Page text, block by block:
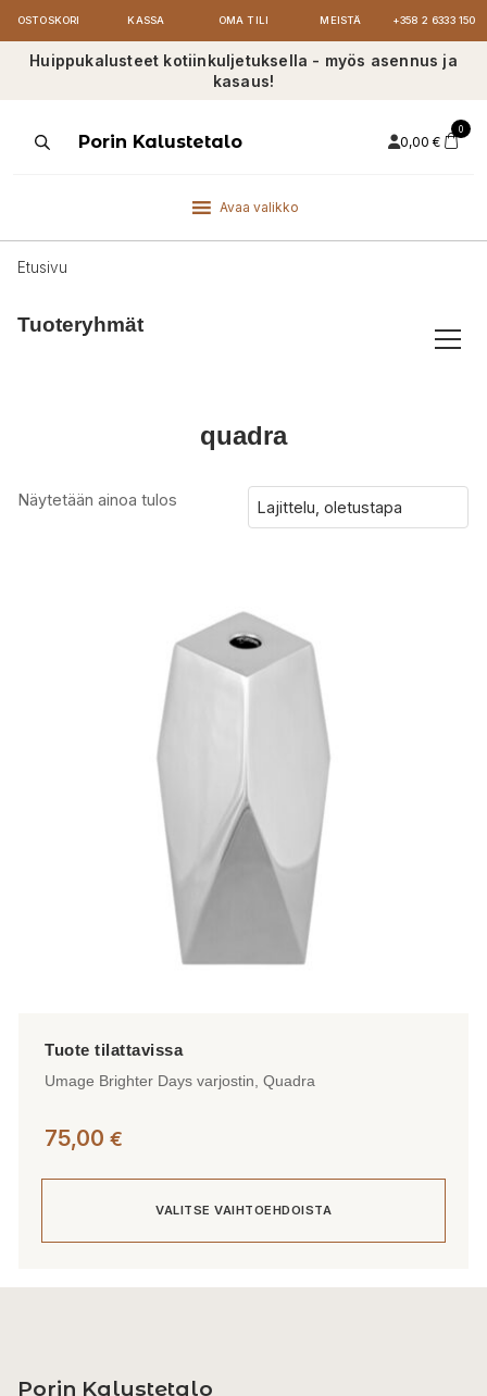
OSTOSKORI KASSA OMA TILI MEISTÄ +358 2 6333 150
Huippukalusteet kotiinkuljetuksella - myös asennus ja
kasaus!
ProductsPorin Kalustetalo 0,00 €
0
Avaa valikko
Etusivu
Tuoteryhmät
quadra
Näytetään ainoa tulos
Umage Brighter Days varjostin, Quadra
75,00 €
VALITSE VAIHTOEHDOISTA
muunnelma.
Porin Kalustetalo